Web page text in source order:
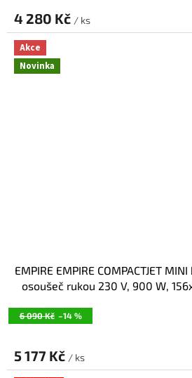
4 280 Kč / ks
Akce
Novinka
6 090 Kč –14 %
EMPIRE EMPIRE COMPACTJET
osoušeč rukou 230 V, 900 W,
5 177 Kč / ks